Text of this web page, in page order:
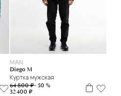
48 54
MAN
Diego M
Куртка мужская
64 800 ₽- 50 %
32 400 ₽